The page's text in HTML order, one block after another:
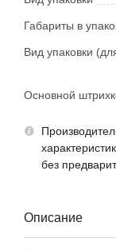
Габариты в
Вид упаковки
Основной
без
Описание